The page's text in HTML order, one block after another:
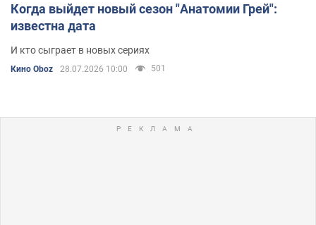
Когда выйдет новый сезон "Анатомии Грей":
известна дата
И кто сыграет в новых сериях
Кино Oboz 28.07.2026 10:00 501